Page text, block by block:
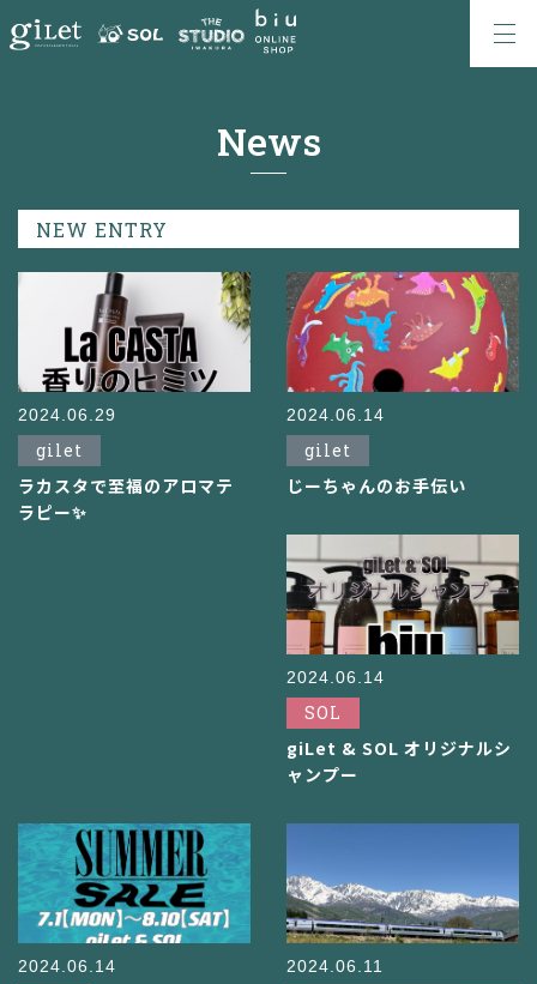
News
NEW ENTRY
2024.06.29
gilet
ラカスタで至福のアロマテ
ラピー✨
2024.06.14
gilet
じーちゃんのお手伝い
2024.06.14
SOL
giLet & SOL オリジナルシ
ャンプー
2024.06.14 2024.06.11